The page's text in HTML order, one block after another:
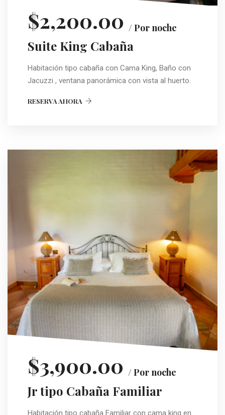
$2,200.00 / Por noche
Suite King Cabaña
Habitación tipo cabaña con Cama King, Baño con
Jacuzzi , ventana panorámica con vista al huerto.
RESERVA AHORA
$3,900.00 / Por noche
Jr tipo Cabaña Familiar
Habitación tipo cabaña Familiar con cama king en